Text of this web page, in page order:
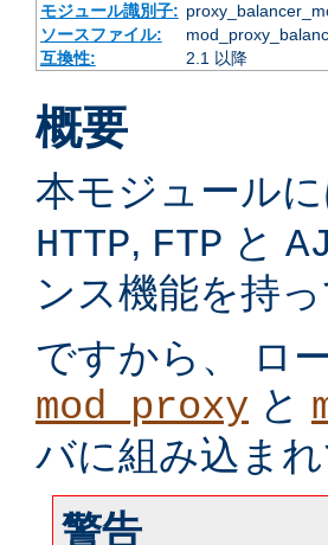
モジュール識別子:
ソースファイル:
互換性:
2.1 以降
概要
本モジュール
HTTP, FTP と
ンス機能を持っ
ですから、 ロ
mod_proxy と
バに組み込ま
警告